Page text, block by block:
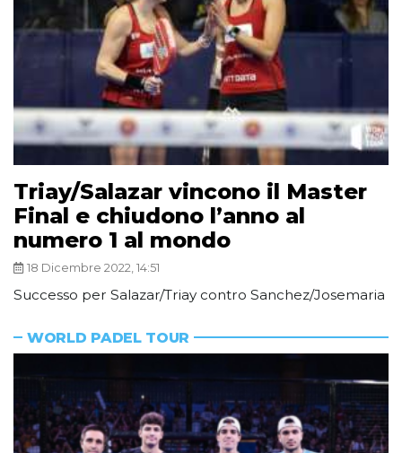
Triay/Salazar vincono il Master
Final e chiudono l’anno al
numero 1 al mondo
18 Dicembre 2022, 14:51
Successo per Salazar/Triay contro Sanchez/Josemaria
WORLD PADEL TOUR